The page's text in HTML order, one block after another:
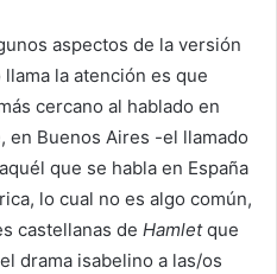
aspectos de la versión
la atención es que
cercano al hablado en
en Buenos Aires -el llamado
que se habla en España
lo cual no es algo común,
castellanas de Hamletque
drama isabelino a las/os